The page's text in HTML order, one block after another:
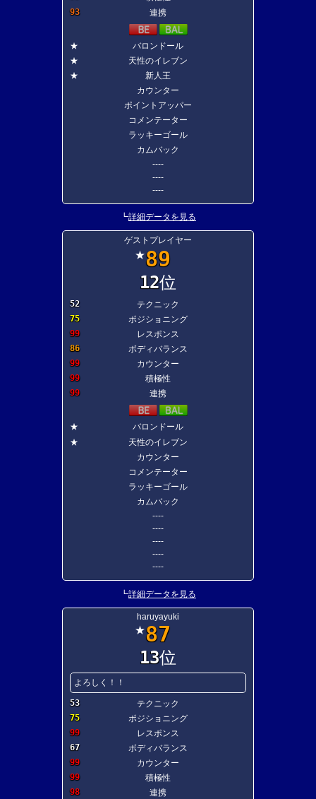
93
連携
★
バロンドール
★
天性のイレブン
★
新人王
カウンター
ポイントアッパー
コメンテーター
ラッキーゴール
カムバック
----
----
----
┗詳細データを見る
ゲストプレイヤー
★89
12位
52
テクニック
75
ポジショニング
99
レスポンス
86
ボディバランス
99
カウンター
99
積極性
99
連携
★
バロンドール
★
天性のイレブン
カウンター
コメンテーター
ラッキーゴール
カムバック
----
----
----
----
----
┗詳細データを見る
haruyayuki
★87
13位
よろしく！！
53
テクニック
75
ポジショニング
99
レスポンス
67
ボディバランス
99
カウンター
99
積極性
98
連携